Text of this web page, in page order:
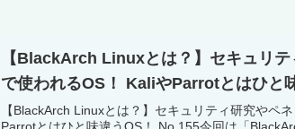
【BlackArch Linuxとは？】セキュリ
で使われるOS！ KaliやParrotとはひと
【BlackArch Linuxとは？】セキュリティ研究やペ